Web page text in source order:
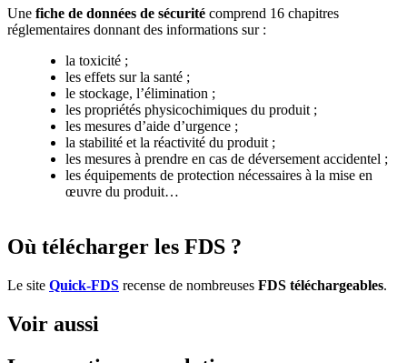
Une fiche de données de sécurité comprend 16 chapitres
réglementaires donnant des informations sur :
la toxicité ;
les effets sur la santé ;
le stockage, l’élimination ;
les propriétés physicochimiques du produit ;
les mesures d’aide d’urgence ;
la stabilité et la réactivité du produit ;
les mesures à prendre en cas de déversement accidentel ;
les équipements de protection nécessaires à la mise en
œuvre du produit…
Où télécharger les FDS ?
Le site Quick-FDS recense de nombreuses FDS téléchargeables.
Voir aussi